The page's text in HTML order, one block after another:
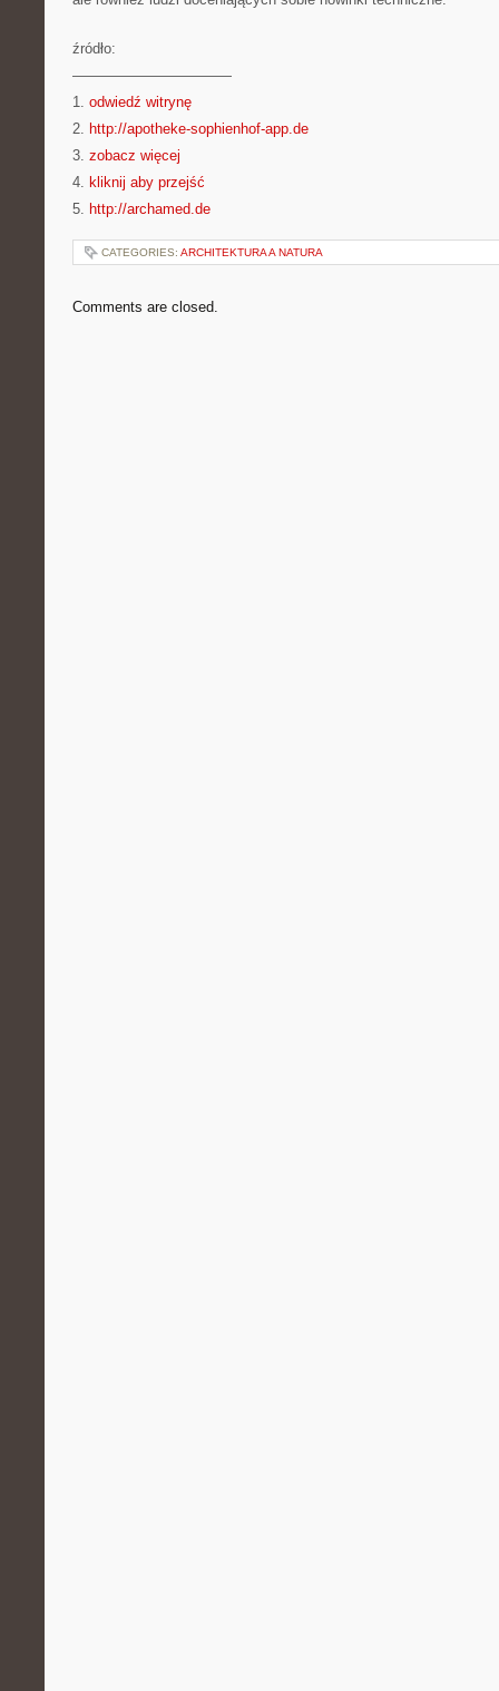
źródło:
———————————
1. odwiedź witrynę
2. http://apotheke-sophienhof-app.de
3. zobacz więcej
4. kliknij aby przejść
5. http://archamed.de
CATEGORIES: ARCHITEKTURA A NATURA
Comments are closed.